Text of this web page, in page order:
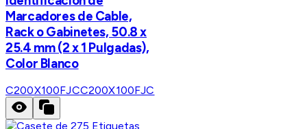
Marcadores de Cable,
Rack o Gabinetes, 50.8 x
25.4 mm (2 x 1 Pulgadas),
Color Blanco
C200X100FJCC200X100FJC